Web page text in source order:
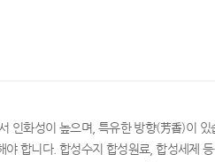
인화성이 높으며, 특유한 방향(芳香)이 있
야 합니다. 합성수지 합성원료, 합성세제